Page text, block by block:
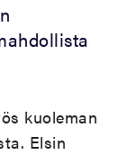
kuoleman
Elsin